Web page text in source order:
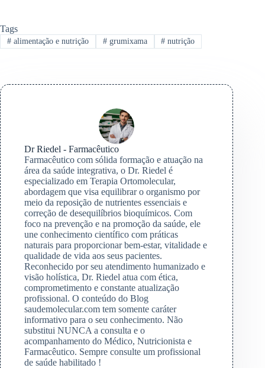
Tags
#alimentação e nutrição #grumixama # nutrição
Dr Riedel - Farmacêutico
Farmacêutico com sólida formação e atuação na
área da saúde integrativa, o Dr. Riedel é
especializado em Terapia Ortomolecular,
abordagem que visa equilibrar o organismo por
meio da reposição de nutrientes essenciais e
correção de desequilíbrios bioquímicos. Com
foco na prevenção e na promoção da saúde, ele
une conhecimento científico com práticas
naturais para proporcionar bem-estar, vitalidade e
qualidade de vida aos seus pacientes.
Reconhecido por seu atendimento humanizado e
visão holística, Dr. Riedel atua com ética,
comprometimento e constante atualização
profissional. O conteúdo do Blog
saudemolecular.com tem somente caráter
informativo para o seu conhecimento. Não
substitui NUNCA a consulta e o
acompanhamento do Médico, Nutricionista e
Farmacêutico. Sempre consulte um profissional
de saúde habilitado !